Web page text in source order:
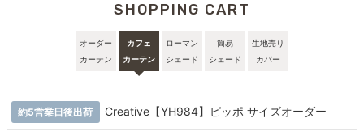
SHOPPING CART
オーダー
カーテン
カフェ
カーテン
ローマン
シェード
簡易
シェード
生地売り
カバー
約5営業日後出荷 Creative【YH984】ピッポ サイズオーダー